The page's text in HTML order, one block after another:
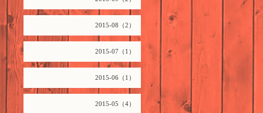
2015-08（2）
2015-07（1）
2015-06（1）
2015-05（4）